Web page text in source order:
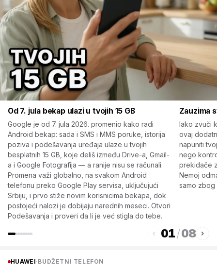
Od 7. jula bekap ulazi u tvojih 15 GB
Google je od 7. jula 2026. promenio kako radi
Android bekap: sada i SMS i MMS poruke, istorija
poziva i podešavanja uređaja ulaze u tvojih
besplatnih 15 GB, koje deliš između Drive-a, Gmail-
a i Google Fotografija — a ranije nisu se računali.
Promena važi globalno, na svakom Android
telefonu preko Google Play servisa, uključujući
Srbiju, i prvo stiže novim korisnicima bekapa, dok
postojeći nalozi je dobijaju narednih meseci. Otvori
Podešavanja i proveri da li je već stigla do tebe.
Zauzima
Iako zvuči
ovaj
napuniti
nego
prekidače
Nemoj
samo zbog
01/08
HUAWEI·BUDŽETNI TELEFON